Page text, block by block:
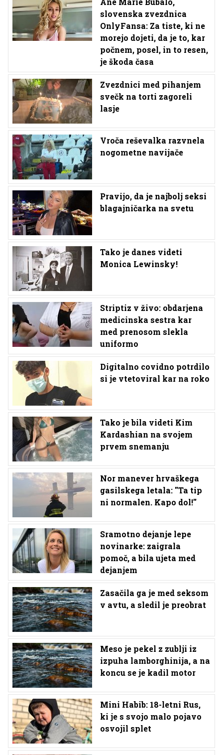
slovenska zvezdnica
OnlyFansa: Za tiste, ki ne
morejo dojeti, da je to, kar
počnem, posel, in to resen,
je škoda časa
Zvezdnici med pihanjem
svečk na torti zagoreli
lasje
Vroča reševalka razvnela
nogometne navijače
Pravijo, da je najbolj seksi
blagajničarka na svetu
Tako je danes videti
Monica Lewinsky!
Striptiz v živo: obdarjena
medicinska sestra kar
med prenosom slekla
uniformo
Digitalno covidno potrdilo
si je vtetoviral kar na roko
Tako je bila videti Kim
Kardashian na svojem
prvem snemanju
Nor manever hrvaškega
gasilskega letala: ''Ta tip
ni normalen. Kapo dol!''
Sramotno dejanje lepe
novinarke: zaigrala
pomoč, a bila ujeta med
dejanjem
Zasačila ga je med seksom
v avtu, a sledil je preobrat
Meso je pekel z zublji iz
izpuha lamborghinija, a na
koncu se je kadil motor
Mini Habib: 18-letni Rus,
ki je s svojo malo pojavo
osvojil splet